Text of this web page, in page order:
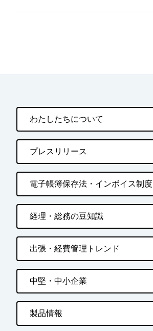
わたしたちについて
プレスリリース
電子帳簿保存法・インボイス制度
経理・総務の豆知識
出張・経費管理トレンド
中堅・中小企業
製品情報